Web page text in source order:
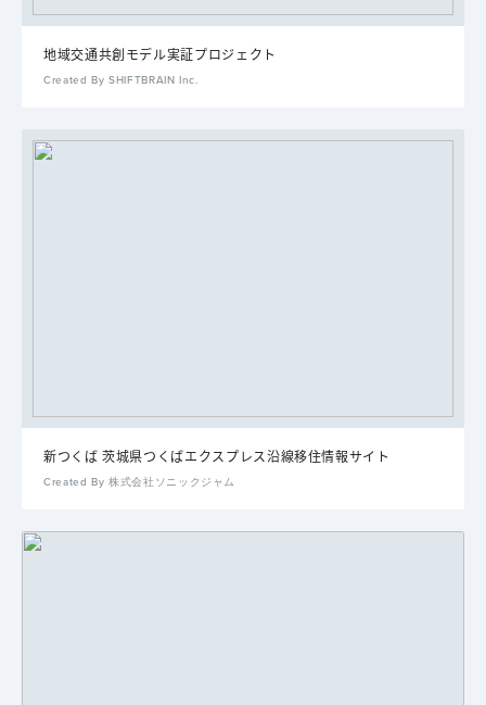
地域交通共創モデル実証プロジェクト
Created By SHIFTBRAIN Inc.
新つくば 茨城県つくばエクスプレス沿線移住情報サイト
Created By 株式会社ソニックジャム